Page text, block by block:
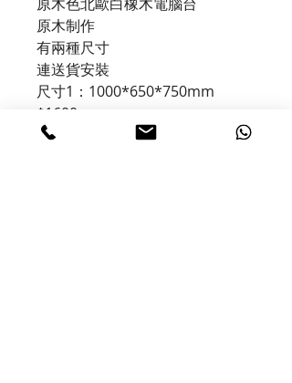
原木制作
有兩種尺寸
連送貨安裝
尺寸1 ： 1000*650*750mm
$1600
尺寸
1200*650*750mm